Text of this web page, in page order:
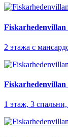
Fiskarhedenvillan
2 этажа с
Fiskarhedenvillan
1 этаж, 3